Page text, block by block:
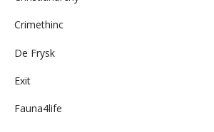
Crimethinc
De Frysk
Exit
Fauna4life